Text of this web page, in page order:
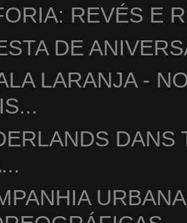
REVÉS E
DE
LARANJA -
DANS